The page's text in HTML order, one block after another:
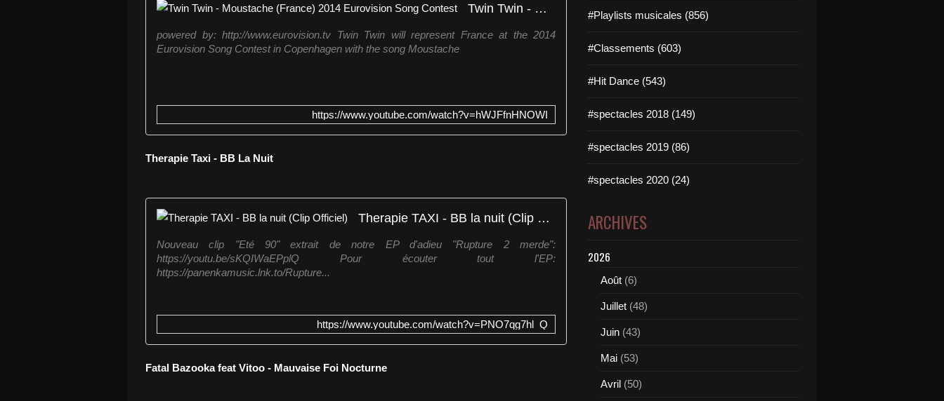
Twin Twin - Moustache (France) 2014 Eurovision Song Contest
powered by: http://www.eurovision.tv Twin Twin will represent France at the 2014
Eurovision Song Contest in Copenhagen with the song Moustache
https://www.youtube.com/watch?v=hWJFfnHNOWI
Therapie Taxi - BB La Nuit
Therapie TAXI - BB la nuit (Clip Officiel)
Nouveau clip "Eté 90" extrait de notre EP d'adieu "Rupture 2 merde":
https://youtu.be/sKQIWaEPplQ Pour écouter tout l'EP:
https://panenkamusic.lnk.to/Rupture...
https://www.youtube.com/watch?v=PNO7qg7hl_Q
Fatal Bazooka feat Vitoo - Mauvaise Foi Nocturne
#Playlists musicales (856)
#Classements (603)
#Hit Dance (543)
#spectacles 2018 (149)
#spectacles 2019 (86)
#spectacles 2020 (24)
ARCHIVES
2026
Août (6)
Juillet (48)
Juin (43)
Mai (53)
Avril (50)